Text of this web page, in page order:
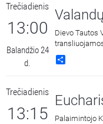
Trečiadienis
13:00
Balandžio 24
d.
Dievo Tautos
Trečiadienis
13:15
Palaimintojo